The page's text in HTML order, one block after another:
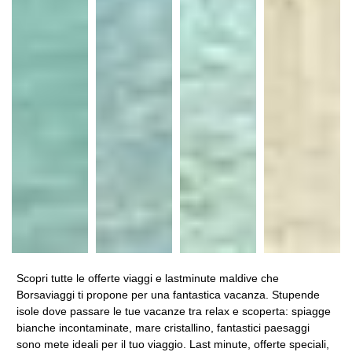
Scopri tutte le offerte viaggi e lastminute maldive che
Borsaviaggi ti propone per una fantastica vacanza. Stupende
isole dove passare le tue vacanze tra relax e scoperta: spiagge
bianche incontaminate, mare cristallino, fantastici paesaggi
sono mete ideali per il tuo viaggio. Last minute, offerte speciali,